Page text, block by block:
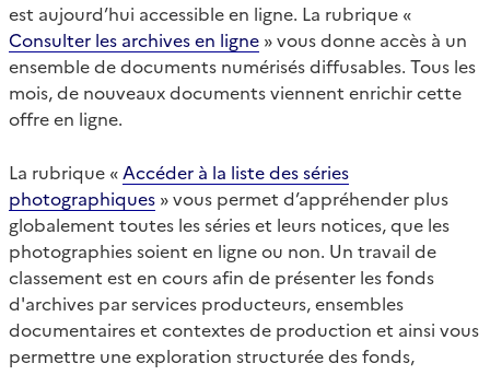
est aujourd’hui accessible en ligne. La rubrique «
Consulter les archives en ligne » vous donne accès à un
ensemble de documents numérisés diffusables. Tous les
mois, de nouveaux documents viennent enrichir cette
offre en ligne.
La rubrique « Accéder à la liste des séries
photographiques » vous permet d’appréhender plus
globalement toutes les séries et leurs notices, que les
photographies soient en ligne ou non. Un travail de
classement est en cours afin de présenter les fonds
d'archives par services producteurs, ensembles
documentaires et contextes de production et ainsi vous
permettre une exploration structurée des fonds,